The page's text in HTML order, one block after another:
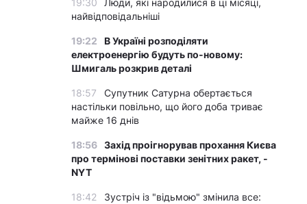
19:30
Люди, які народилися в ці місяці,
найвідповідальніші
19:22
В Україні розподіляти
електроенергію будуть по-новому:
Шмигаль розкрив деталі
18:57
Супутник Сатурна обертається
настільки повільно, що його доба триває
майже 16 днів
18:56 Захід проігнорував прохання Києва
про термінові поставки зенітних ракет, -
NYT
18:42
Зустріч із "відьмою" змінила все: